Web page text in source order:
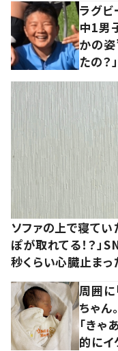
ラグビ
中1男
かの姿
たの？
ソファの上で寝てい
ぽが取れてる！？」
秒くらい心臓止まっ
周囲に
ちゃん
「きゃ
的にイ